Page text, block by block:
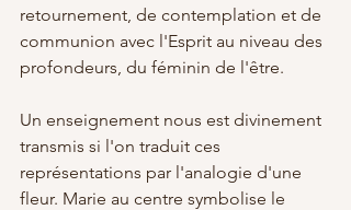
retournement, de contemplation et de
communion avec l'Esprit au niveau des
profondeurs, du féminin de l'être.
Un enseignement nous est divinement
transmis si l'on traduit ces
représentations par l'analogie d'une
fleur. Marie au centre symbolise le